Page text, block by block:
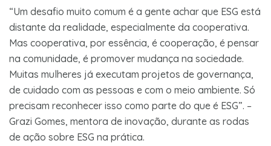
“Um desafio muito comum é a gente achar que ESG está
distante da realidade, especialmente da cooperativa.
Mas cooperativa, por essência, é cooperação, é pensar
na comunidade, é promover mudança na sociedade.
Muitas mulheres já executam projetos de governança,
de cuidado com as pessoas e com o meio ambiente. Só
precisam reconhecer isso como parte do que é ESG”. –
Grazi Gomes, mentora de inovação, durante as rodas
de ação sobre ESG na prática.